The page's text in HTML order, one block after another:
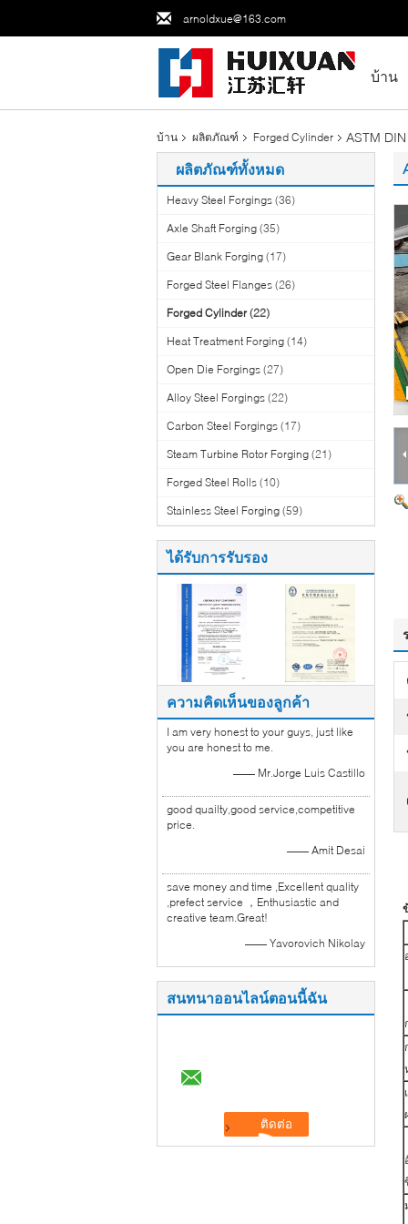
arnoldxue@163.com
บ้าน
บ้าน ผลิตภัณฑ์ Forged Cylinder ASTM
ผลิตภัณฑ์ทั้งหมด
Heavy Steel Forgings (36)
Axle Shaft Forging (35)
Gear Blank Forging (17)
Forged Steel Flanges (26)
Forged Cylinder (22)
Heat Treatment Forging (14)
Open Die Forgings (27)
Alloy Steel Forgings (22)
Carbon Steel Forgings (17)
Steam Turbine Rotor Forging (21)
Forged Steel Rolls (10)
Stainless Steel Forging (59)
ได้รับการรับรอง
ความคิดเห็นของลูกค้า
I am very honest to your guys, just like
you are honest to me.
—— Mr.Jorge Luis Castillo
good quailty,good service,competitive
price.
—— Amit Desai
save money and time ,Excellent quality
,prefect service ，Enthusiastic and
creative team.Great!
—— Yavorovich Nikolay
สนทนาออนไลน์ตอนนี้ฉัน